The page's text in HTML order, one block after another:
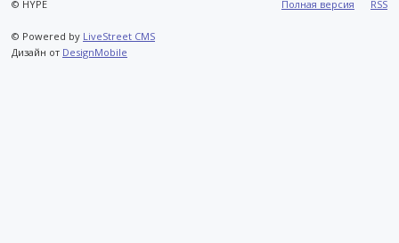
Полная версия RSS
© HYPE
© Powered by LiveStreet CMS
Дизайн от DesignMobile